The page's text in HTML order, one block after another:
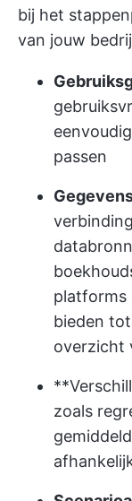
bij het
van jouw
passen
platforms
bieden
overzicht
zoals